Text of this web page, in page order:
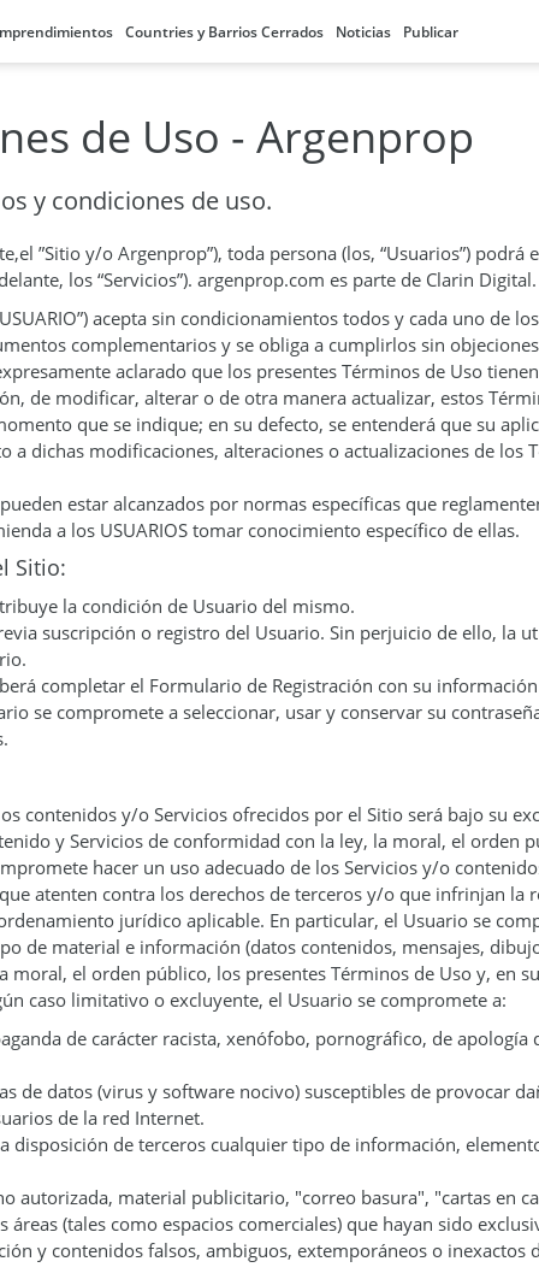
Countries y Barrios Cerrados Noticias Publicar
de Uso - Argenprop
y condiciones de uso.
”Sitio y/o Argenprop”), toda persona (los, “Usuarios”)
los “Servicios”). argenprop.com es parte de Clarin Digital.
acepta sin condicionamientos todos y cada uno de
complementarios y se obliga a cumplirlos sin
aclarado que los presentes Términos de Uso
de modificar, alterar o de otra manera actualizar, estos
que se indique; en su defecto, se entenderá que su
a dichas modificaciones, alteraciones o actualizaciones de los
estar alcanzados por normas específicas que
a los USUARIOS tomar conocimiento específico de ellas.
Sitio:
la condición de Usuario del mismo.
suscripción o registro del Usuario. Sin perjuicio de ello, la
completar el Formulario de Registración con su
se compromete a seleccionar, usar y conservar su
contenidos y/o Servicios ofrecidos por el Sitio será bajo su
y Servicios de conformidad con la ley, la moral, el orden
hacer un uso adecuado de los Servicios y/o
atenten contra los derechos de terceros y/o que infrinjan la
jurídico aplicable. En particular, el Usuario se
de material e información (datos contenidos, mensajes,
moral, el orden público, los presentes Términos de Uso y, en
caso limitativo o excluyente, el Usuario se compromete a:
de carácter racista, xenófobo, pornográfico, de
de datos (virus y software nocivo) susceptibles de provocar
de la red Internet.
disposición de terceros cualquier tipo de información,
autorizada, material publicitario, "correo basura", "cartas en
(tales como espacios comerciales) que hayan sido
y contenidos falsos, ambiguos, extemporáneos o inexactos